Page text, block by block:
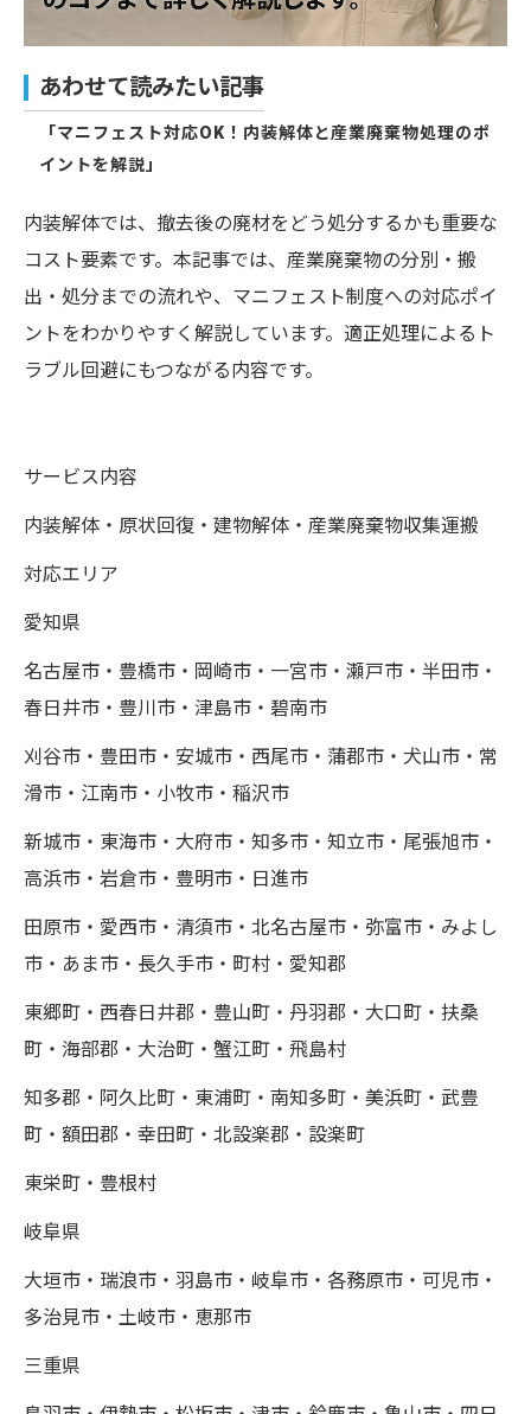
あわせて読みたい記事
「マニフェスト対応OK！内装解体と産業廃棄物処理のポ
イントを解説」
内装解体では、撤去後の廃材をどう処分するかも重要な
コスト要素です。本記事では、産業廃棄物の分別・搬
出・処分までの流れや、マニフェスト制度への対応ポイ
ントをわかりやすく解説しています。適正処理によるト
ラブル回避にもつながる内容です。
サービス内容
内装解体・原状回復・建物解体・産業廃棄物収集運搬
対応エリア
愛知県
名古屋市・豊橋市・岡崎市・一宮市・瀬戸市・半田市・
春日井市・豊川市・津島市・碧南市
刈谷市・豊田市・安城市・西尾市・蒲郡市・犬山市・常
滑市・江南市・小牧市・稲沢市
新城市・東海市・大府市・知多市・知立市・尾張旭市・
高浜市・岩倉市・豊明市・日進市
田原市・愛西市・清須市・北名古屋市・弥富市・みよし
市・あま市・長久手市・町村・愛知郡
東郷町・西春日井郡・豊山町・丹羽郡・大口町・扶桑
町・海部郡・大治町・蟹江町・飛島村
知多郡・阿久比町・東浦町・南知多町・美浜町・武豊
町・額田郡・幸田町・北設楽郡・設楽町
東栄町・豊根村
岐阜県
大垣市・瑞浪市・羽島市・岐阜市・各務原市・可児市・
多治見市・土岐市・恵那市
三重県